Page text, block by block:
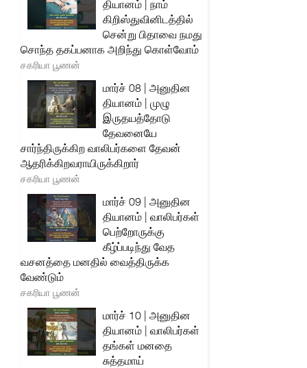
தியானம் | நாம்
கிறிஸ்துவினிடத்தில்
சென்று பிதாவை நமது
சொந்த தகப்பனாக அறிந்து கொள்வோம்
சகரியா பூணன்
மார்ச் 08 | அனுதின
தியானம் | முழு
இருதயத்தோடு
தேவனையே
சார்ந்திருக்கிற வாலிபர்களை தேவன்
ஆதரிக்கிறவராயிருக்கிறார்
சகரியா பூணன்
மார்ச் 09 | அனுதின
தியானம் | வாலிபர்கள்
பெற்றோருக்கு
கீழ்ப்படிந்து வேத
வசனத்தை மனதில் வைத்திருக்க
வேண்டும்
சகரியா பூணன்
மார்ச் 10 | அனுதின
தியானம் | வாலிபர்கள்
தங்கள் மனதை
சுத்தமாய்